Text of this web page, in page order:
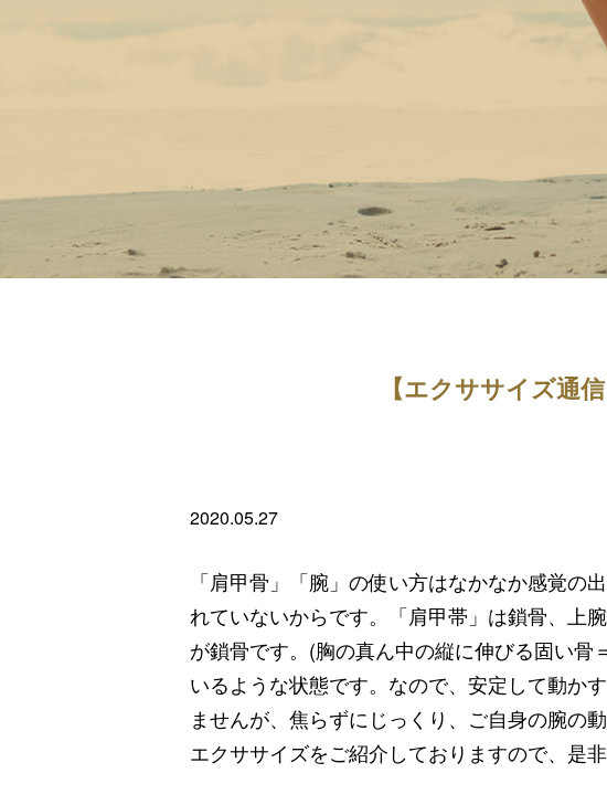
【エクササイズ通
2020.05.27
「肩甲骨」「腕」の使い方はなかなか感覚
れていないからです。「肩甲帯」は鎖骨、上
が鎖骨です。(胸の真ん中の縦に伸びる固い
いるような状態です。なので、安定して動か
ませんが、焦らずにじっくり、ご自身の腕の
エクササイズをご紹介しておりますので、是